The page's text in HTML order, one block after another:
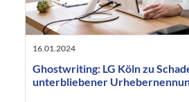
16.01.2024
Ghostwriting: LG Köln zu
unterbliebener